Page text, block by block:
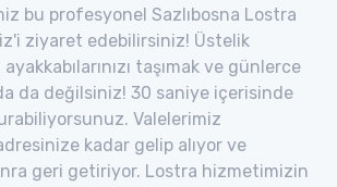
bu profesyonel Sazlıbosna Lostra
ziyaret edebilirsiniz! Üstelik
taşımak ve günlerce
da değilsiniz! 30 saniye içerisinde
Valelerimiz
adresinize kadar gelip alıyor ve
geri getiriyor. Lostra hizmetimizin